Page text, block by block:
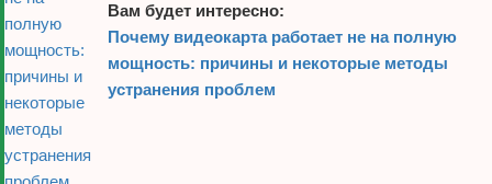
Вам будет интересно:
Почему видеокарта работает не на полную
мощность: причины и некоторые методы
устранения проблем